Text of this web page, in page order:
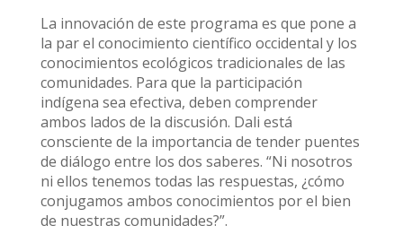
La innovación de este programa es que pone a
la par el conocimiento científico occidental y los
conocimientos ecológicos tradicionales de las
comunidades. Para que la participación
indígena sea efectiva, deben comprender
ambos lados de la discusión. Dali está
consciente de la importancia de tender puentes
de diálogo entre los dos saberes. “Ni nosotros
ni ellos tenemos todas las respuestas, ¿cómo
conjugamos ambos conocimientos por el bien
de nuestras comunidades?”.